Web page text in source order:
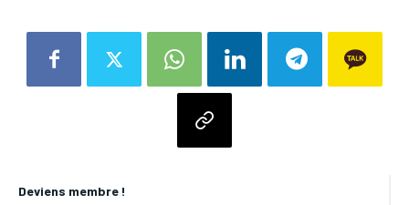
Deviens membre !